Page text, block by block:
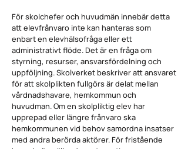
För skolchefer och huvudmän innebär detta
att elevfrånvaro inte kan hanteras som
enbart en elevhälsofråga eller ett
administrativt flöde. Det är en fråga om
styrning, resurser, ansvarsfördelning och
uppföljning. Skolverket beskriver att ansvaret
för att skolplikten fullgörs är delat mellan
vårdnadshavare, hemkommun och
huvudman. Om en skolpliktig elev har
upprepad eller längre frånvaro ska
hemkommunen vid behov samordna insatser
med andra berörda aktörer. För fristående